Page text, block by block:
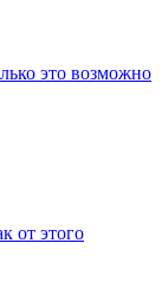
это возможно
от этого